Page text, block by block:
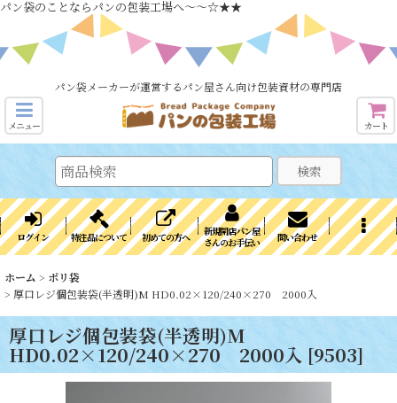
パン袋のことならパンの包装工場へ～～☆★★
パン袋メーカーが運営するパン屋さん向け包装資材の専門店
メニュー カート
検索
ログイン 特注品について 初めての方へ
新規開店パン屋
さんのお手伝い
問い合わせ
ホーム > ポリ袋
> 厚口レジ個包装袋(半透明)M HD0.02×120/240×270 2000入
厚口レジ個包装袋(半透明)M
HD0.02×120/240×270 2000入 [9503]